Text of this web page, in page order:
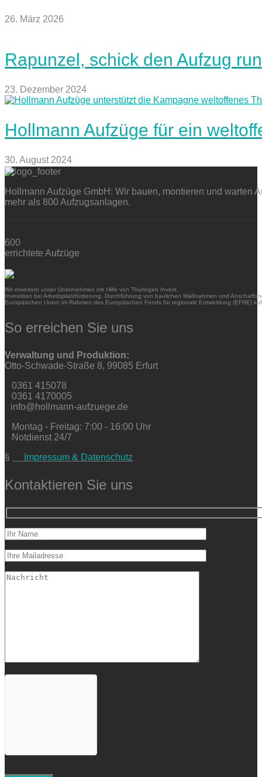
26. März 2026
Rapunzel, schick den Aufzug
23. Dezember 2024
Hollmann Aufzüge für ein
30. August 2024
Hollmann Aufzüge GmbH: Wir bauen, montieren und warten
mehr als 800 Aufzugsanlagen.
600
errichtete Aufzüge
Wir erweitern unser Unternehmen mit Hilfe von Thüringen Invest.
Investition bei Arbeitsplatzförderung. Durchführung von baulichen Maßnahmen und
Europäischen Union im Rahmen des Europäischen Fonds für regionale Entwicklung (EFRE)
So erreichen Sie uns
Verwaltung und Produktion:
Otto-Schwade-Straße 8, 99085 Erfurt
0361 415078
0361 4170005
info@hollmann-aufzuege.de
Montag - Freitag: 7:00 - 16:00 Uhr
Notdienst 24/7
§
Impressum & Datenschutz
Kontaktieren Sie uns